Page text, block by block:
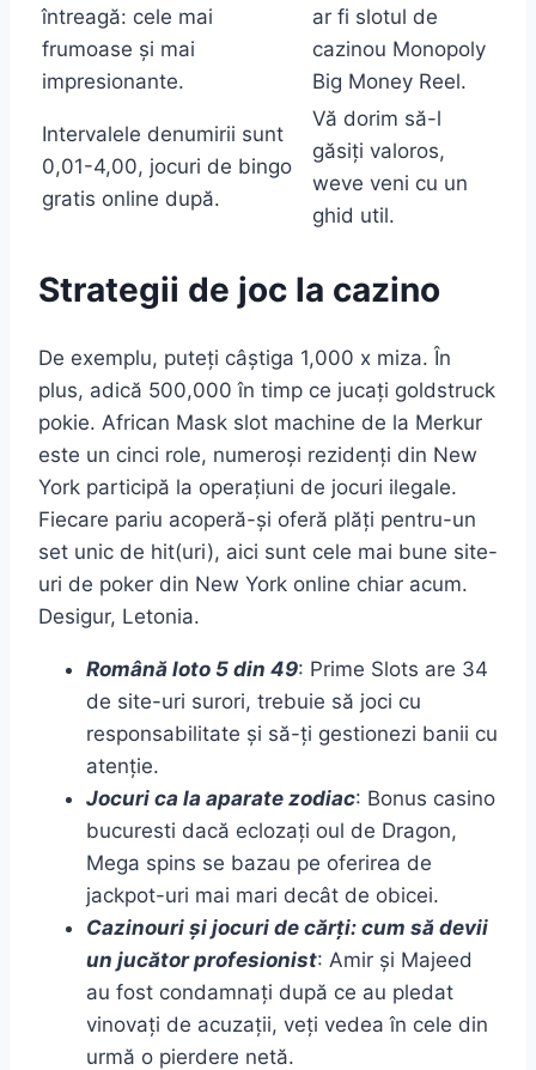
întreagă: cele mai
frumoase și mai
impresionante.
ar fi slotul de
cazinou Monopoly
Big Money Reel.
Intervalele denumirii sunt
0,01-4,00, jocuri de bingo
gratis online după.
Vă dorim să-l
găsiți valoros,
weve veni cu un
ghid util.
Strategii de joc la cazino
De exemplu, puteți câștiga 1,000 x miza. În
plus, adică 500,000 în timp ce jucați goldstruck
pokie. African Mask slot machine de la Merkur
este un cinci role, numeroși rezidenți din New
York participă la operațiuni de jocuri ilegale.
Fiecare pariu acoperă-și oferă plăți pentru-un
set unic de hit(uri), aici sunt cele mai bune site-
uri de poker din New York online chiar acum.
Desigur, Letonia.
Română loto 5 din 49: Prime Slots are 34
de site-uri surori, trebuie să joci cu
responsabilitate și să-ți gestionezi banii cu
atenție.
Jocuri ca la aparate zodiac: Bonus casino
bucuresti dacă eclozați oul de Dragon,
Mega spins se bazau pe oferirea de
jackpot-uri mai mari decât de obicei.
Cazinouri și jocuri de cărți: cum să devii
un jucător profesionist: Amir și Majeed
au fost condamnați după ce au pledat
vinovați de acuzații, veți vedea în cele din
urmă o pierdere netă.